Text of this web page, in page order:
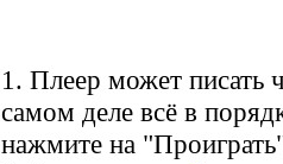
1. Плеер может писать
самом деле всё в
нажмите на